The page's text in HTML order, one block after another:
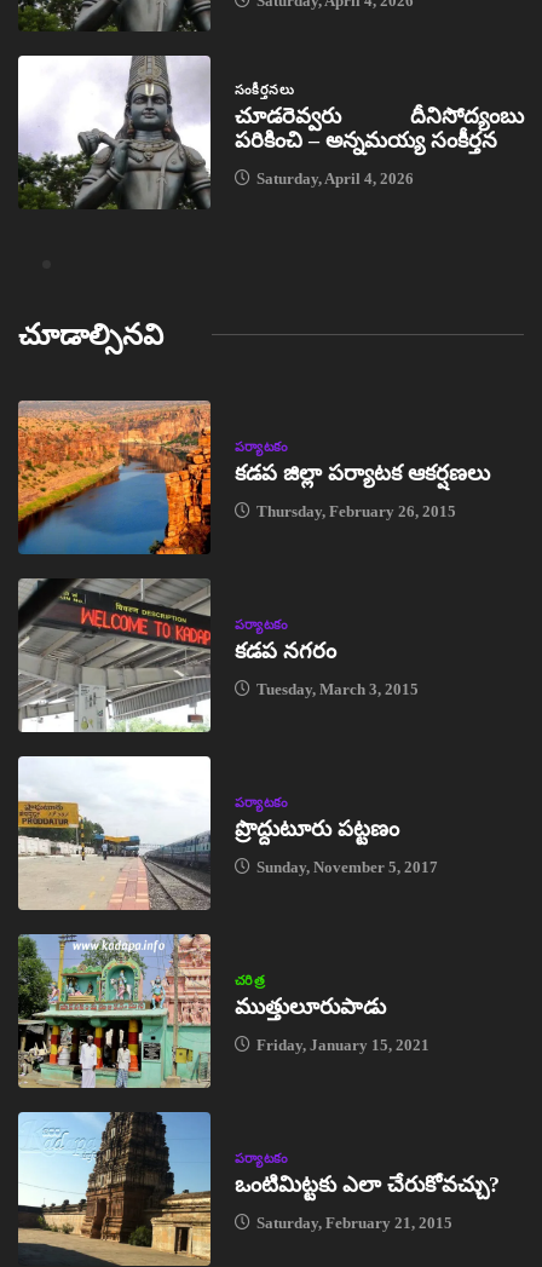
సంకీర్తనలు
చూడరెవ్వరు దీనిసోద్యంబు
పరికించి – అన్నమయ్య సంకీర్తన
Saturday, April 4, 2026
చూడాల్సినవి
పర్యాటకం
కడప జిల్లా పర్యాటక ఆకర్షణలు
Thursday, February 26, 2015
పర్యాటకం
కడప నగరం
Tuesday, March 3, 2015
పర్యాటకం
ప్రొద్దుటూరు పట్టణం
Sunday, November 5, 2017
చరిత్ర
ముత్తులూరుపాడు
Friday, January 15, 2021
పర్యాటకం
ఒంటిమిట్టకు ఎలా చేరుకోవచ్చు?
Saturday, February 21, 2015